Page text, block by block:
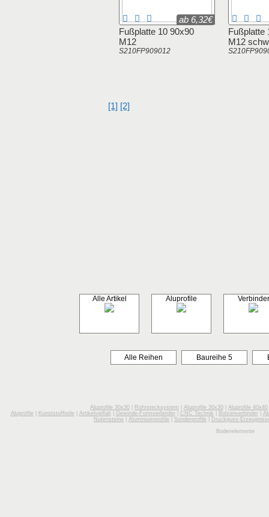
Fußplatte 10 90x90
M12
S210FP909012
ab 6,32€
Fußplatte
M12
[1] [2]
Alle Artikel Aluprofile Verbinder
Alle Reihen Baureihe 5
Aluprofile 30x30 Rohrstecksystem Aluprofile 30x30 Aluprofile 40x40
Aluprofile| Kunststoffteile| Artikelvielfalt Gewinde-Formverbinder| CNC Technik Bolzenverbinder|
Nutensteine
Aluminiumprofile Sonderprofile Druckguss-
Bodenelemente